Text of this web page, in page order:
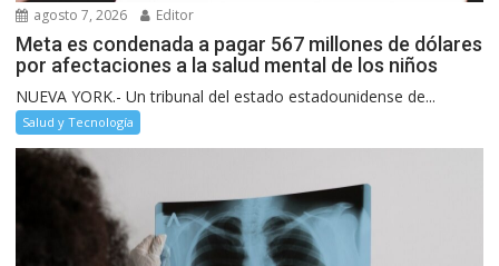
agosto 7, 2026 Editor
Meta es condenada a pagar 567 millones de dólares
por afectaciones a la salud mental de los niños
NUEVA YORK.- Un tribunal del estado estadounidense de...
Salud y Tecnología